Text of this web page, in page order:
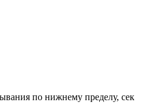
по нижнему пределу, сек